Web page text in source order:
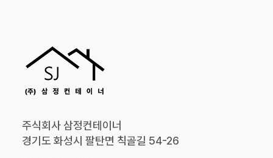
주식회사 삼정컨테이너
경기도 화성시 팔탄면 칙골길 54-26